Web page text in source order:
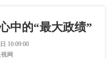
中的“最大政绩”
10:09:00
网